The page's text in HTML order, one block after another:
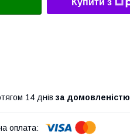
Купити з
14 днів за домовленістю